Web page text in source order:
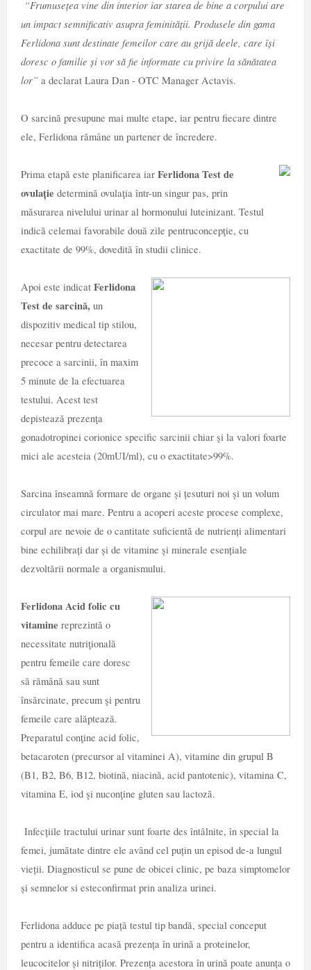
“Frumusețea vine din interior iar starea de bine a corpului are
un impact semnificativ asupra feminității. Produsele din gama
Ferlidona sunt destinate femeilor care au grijă deele, care își
doresc o familie și vor să fie informate cu privire la sănătatea
lor” a declarat Laura Dan - OTC Manager Actavis.
O sarcină presupune mai multe etape, iar pentru fiecare dintre
ele, Ferlidona rămâne un partener de încredere.
Prima etapă este planificarea iar Ferlidona Test de
ovulație determină ovulaţia într-un singur pas, prin
măsurarea nivelului urinar al hormonului luteinizant. Testul
indică celemai favorabile două zile pentruconcepţie, cu
exactitate de 99%, dovedită în studii clinice.
Apoi este indicat Ferlidona
Test de sarcină, un
dispozitiv medical tip stilou,
necesar pentru detectarea
precoce a sarcinii, în maxim
5 minute de la efectuarea
testului. Acest test
depistează prezenţa
gonadotropinei corionice specific sarcinii chiar şi la valori foarte
mici ale acesteia (20mUI/ml), cu o exactitate>99%.
Sarcina înseamnă formare de organe și țesuturi noi și un volum
circulator mai mare. Pentru a acoperi aceste procese complexe,
corpul are nevoie de o cantitate suficientă de nutrienți alimentari
bine echilibrați dar și de vitamine și minerale esențiale
dezvoltării normale a organismului.
Ferlidona Acid folic cu
vitamine reprezintă o
necessitate nutriţională
pentru femeile care doresc
să rămână sau sunt
însărcinate, precum şi pentru
femeile care alăptează.
Preparatul conţine acid folic,
betacaroten (precursor al vitaminei A), vitamine din grupul B
(B1, B2, B6, B12, biotină, niacină, acid pantotenic), vitamina C,
vitamina E, iod şi nuconţine gluten sau lactoză.
Infecțiile tractului urinar sunt foarte des întâlnite, în special la
femei, jumătate dintre ele având cel puțin un episod de-a lungul
vieții. Diagnosticul se pune de obicei clinic, pe baza simptomelor
și semnelor si esteconfirmat prin analiza urinei.
Ferlidona adduce pe piață testul tip bandă, special conceput
pentru a identifica acasă prezența în urină a proteinelor,
leucocitelor și nitriților. Prezența acestora în urină poate anunța o